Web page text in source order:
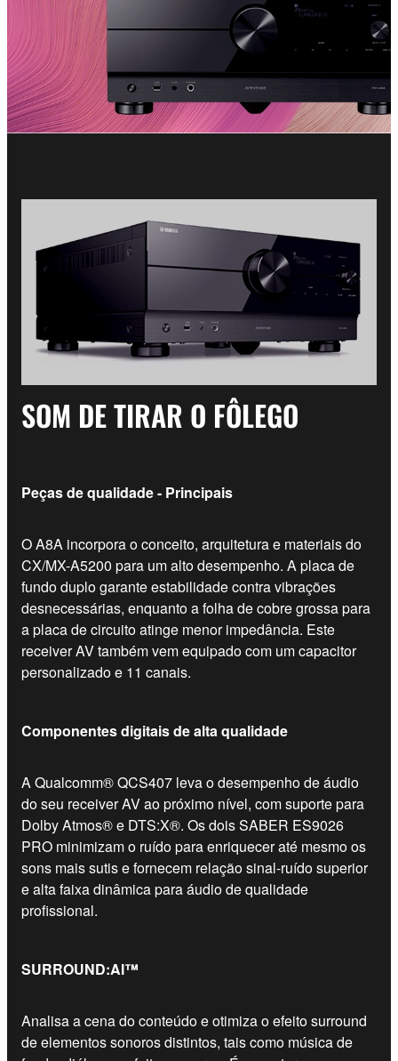
SOM DE TIRAR O FÔLEGO
Peças de qualidade - Principais
O A8A incorpora o conceito, arquitetura e materiais do
CX/MX-A5200 para um alto desempenho. A placa de
fundo duplo garante estabilidade contra vibrações
desnecessárias, enquanto a folha de cobre grossa para
a placa de circuito atinge menor impedância. Este
receiver AV também vem equipado com um capacitor
personalizado e 11 canais.
Componentes digitais de alta qualidade
A Qualcomm® QCS407 leva o desempenho de áudio
do seu receiver AV ao próximo nível, com suporte para
Dolby Atmos® e DTS:X®. Os dois SABER ES9026
PRO minimizam o ruído para enriquecer até mesmo os
sons mais sutis e fornecem relação sinal-ruído superior
e alta faixa dinâmica para áudio de qualidade
profissional.
SURROUND:AI™
Analisa a cena do conteúdo e otimiza o efeito surround
de elementos sonoros distintos, tais como música de